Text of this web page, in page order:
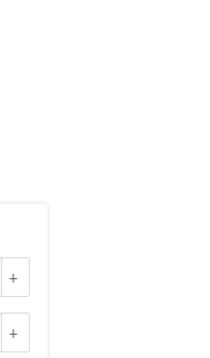
Glace handvorm tegels
Getrommelde keramische